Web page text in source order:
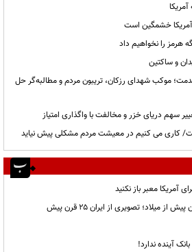
خشمگین است
هرمز را نخواهیم داد
و ساکتین
موکب شهدای رزکان، تریبون مردم و مطالبه‌گر حل
سهم دریای خزر و مخالفت با واگذاری امتیاز
گرفت/ کاری می کنیم در معیشت مردم مشکلی پیش نیاید
آمریکا معبر باز نکنید
آینده ندارد!